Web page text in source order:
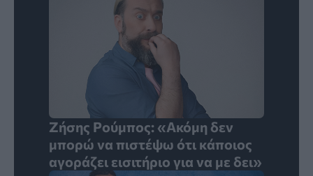
Ζήσης Ρούμπος: «Ακόμη δεν
μπορώ να πιστέψω ότι κάποιος
αγοράζει εισιτήριο για να με δει»